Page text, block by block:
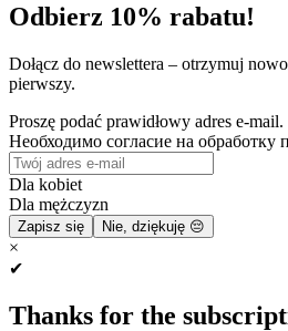
Odbierz 10% rabatu!
Dołącz do newslettera – otrzymuj
pierwszy.
Proszę podać prawidłowy adres e-mail.
Необходимо согласие на
Dla kobiet
Dla mężczyzn
Zapisz się Nie, dziękuję 😔
×
✔
Thanks for the